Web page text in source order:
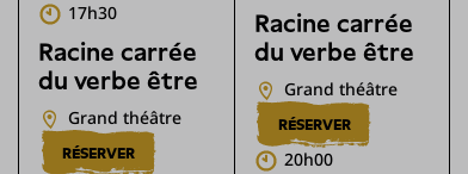
17h30
Racine carrée
du verbe être
Grand théâtre
RÉSERVER
Racine carrée
du verbe être
Grand théâtre
RÉSERVER
20h00